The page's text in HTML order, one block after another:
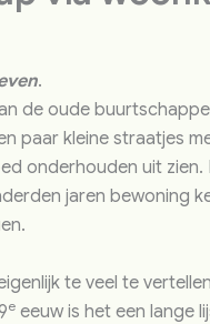
.
de oude
paar kleine straatjes
onderhouden uit zien.
jaren bewoning
te veel te
e eeuw is het een lange